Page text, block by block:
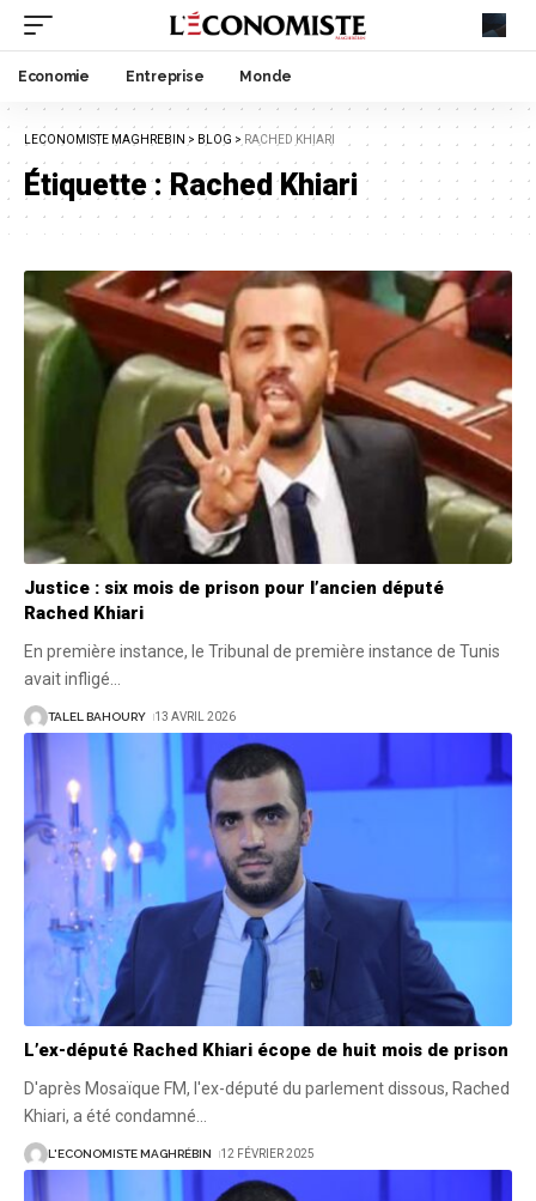
Economie Entreprise Monde
LECONOMISTE MAGHREBIN > BLOG > RACHED KHIARI
Étiquette :Rached Khiari
Justice : six mois de prison pour l’ancien député
Rached Khiari
En première instance, le Tribunal de première instance de Tunis
avait infligé
TALEL BAHOURY 13 AVRIL 2026
L’ex-député Rached Khiari écope de huit mois de prison
D'après Mosaïque FM, l'ex-député du parlement dissous, Rached
Khiari, a été condamné
L'ECONOMISTE MAGHRÉBIN 12 FÉVRIER 2025